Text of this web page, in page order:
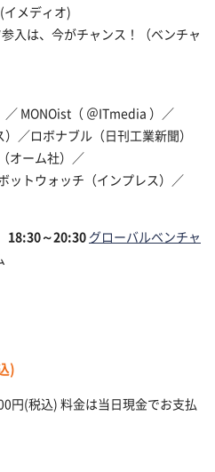
メディオ)
入は、今がチャンス！（ベンチャ
MONOist（ ＠ITmedia ）／
／ロボナブル（日刊工業新聞）
オーム社）／
ットウォッチ（インプレス）／
18:30～20:30 グローバルベンチャ
)
円(税込) 料金は当日現金でお支払